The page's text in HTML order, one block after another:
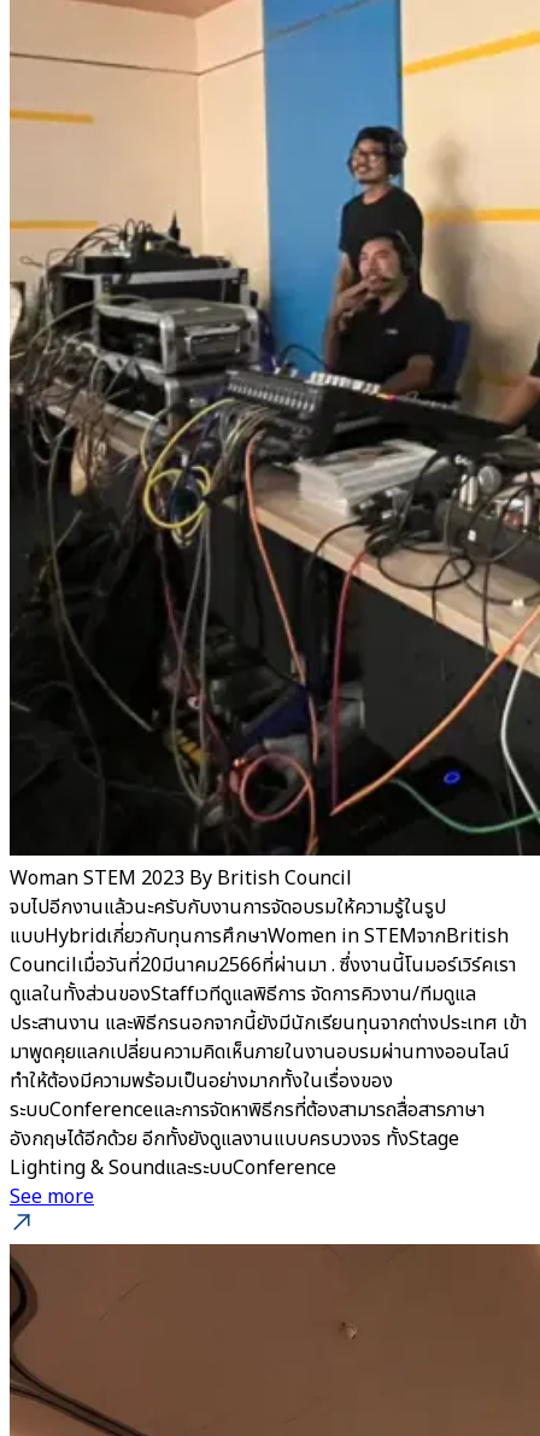
Woman STEM 2023 By British Council
จบไปอีกงานแล้วนะครับกับงานการจัดอบรมให้ความรู้ในรูป
แบบHybridเกี่ยวกับทุนการศึกษาWomen in STEMจากBritish
Councilเมื่อวันที่20มีนาคม2566ที่ผ่านมา . ซึ่งงานนี้โนมอร์เวิร์คเรา
ดูแลในทั้งส่วนของStaffเวทีดูแลพิธีการ จัดการคิวงาน/ทีมดูแล
ประสานงาน และพิธีกรนอกจากนี้ยังมีนักเรียนทุนจากต่างประเทศ เข้า
มาพูดคุยแลกเปลี่ยนความคิดเห็นภายในงานอบรมผ่านทางออนไลน์
ทำให้ต้องมีความพร้อมเป็นอย่างมากทั้งในเรื่องของ
ระบบConferenceและการจัดหาพิธีกรที่ต้องสามารถสื่อสารภาษา
อังกฤษได้อีกด้วย อีกทั้งยังดูแลงานแบบครบวงจร ทั้งStage
Lighting & SoundและระบบConference
See more